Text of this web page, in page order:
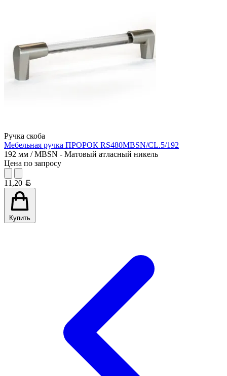
Ручка скоба
Мебельная ручка ПРОРОК RS480MBSN/CL.5/192
192 мм / MBSN - Матовый атласный никель
Цена по запросу
11,20
Купить